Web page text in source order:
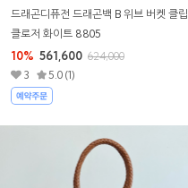
드래곤디퓨전 드래곤백 B 위브 버켓 클립
클로저 화이트 8805
10% 561,600 624,000
3
5.0 (1)